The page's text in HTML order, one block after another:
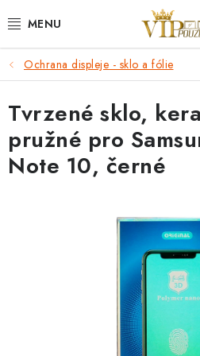
na
KRYTY NA MOBIL.
OCHRANA DISPLEJE - SKLO A
KABELY A NABÍJEČKY
DRŽÁKY A STOJÁNKY
BRAŠNY NA NOTEBOOKY
Ochrana displeje - sklo a fólie
Tvrzené sklo,
pružné pro
Note 10, černé